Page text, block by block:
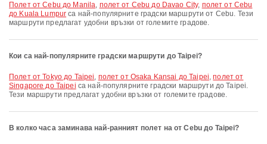
полет от Cebu до Manila, полет от Cebu до Davao City, полет от Cebu
до Kuala Lumpur са най-популярните градски маршрути от Cebu. Тези
маршрути предлагат удобни връзки от големите градове.
Кои са най-популярните градски маршрути до Taipei?
полет от Tokyo до Taipei, полет от Osaka Kansai до Taipei,полет от
Singapore до Taipei са най-популярните градски маршрути до Taipei.
Тези маршрути предлагат удобни връзки от големите градове.
В колко часа заминава най-ранният полет на от Cebu до Taipei?